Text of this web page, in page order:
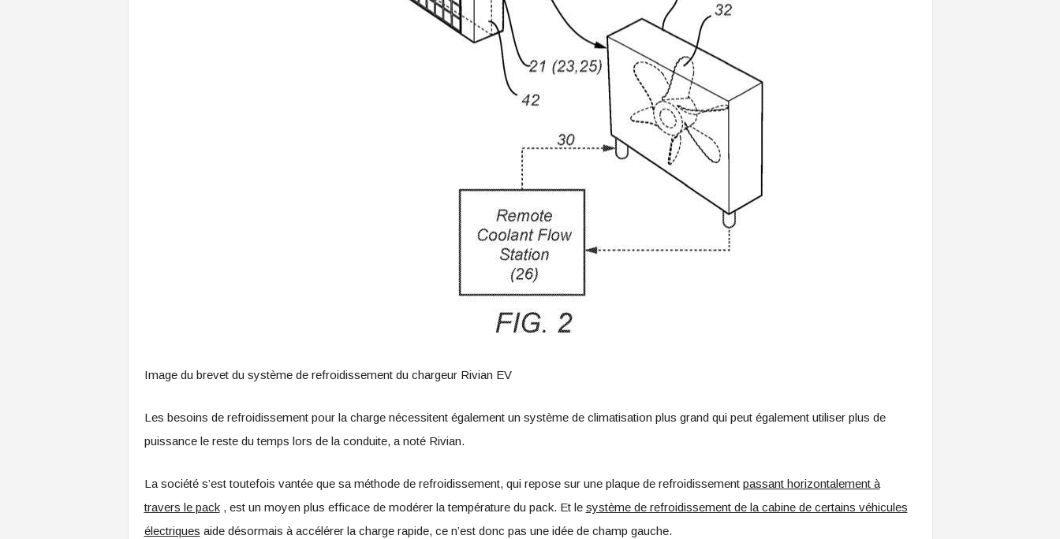
Image du brevet du système de refroidissement du chargeur Rivian EV
Les besoins de refroidissement pour la charge nécessitent également un système de climatisation plus grand qui peut également utiliser plus de
puissance le reste du temps lors de la conduite, a noté Rivian.
La société s’est toutefois vantée que sa méthode de refroidissement, qui repose sur une plaque de refroidissement passant horizontalement à
travers le pack, est un moyen plus efficace de modérer la température du pack. Et le système de refroidissement de la cabine de certains véhicules
électriques aide désormais à accélérer la charge rapide, ce n’est donc pas une idée de champ gauche.